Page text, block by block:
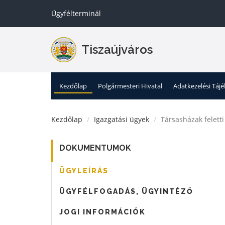
Ügyfélterminál
Tiszaújváros
Kezdőlap Polgármesteri Hivatal Adatkezelési
Kezdőlap Igazgatási ügyek Társasházak
DOKUMENTUMOK
ÜGYLEÍRÁS
ÜGYFÉLFOGADÁS, ÜGYINTÉZŐ
JOGI INFORMÁCIÓK